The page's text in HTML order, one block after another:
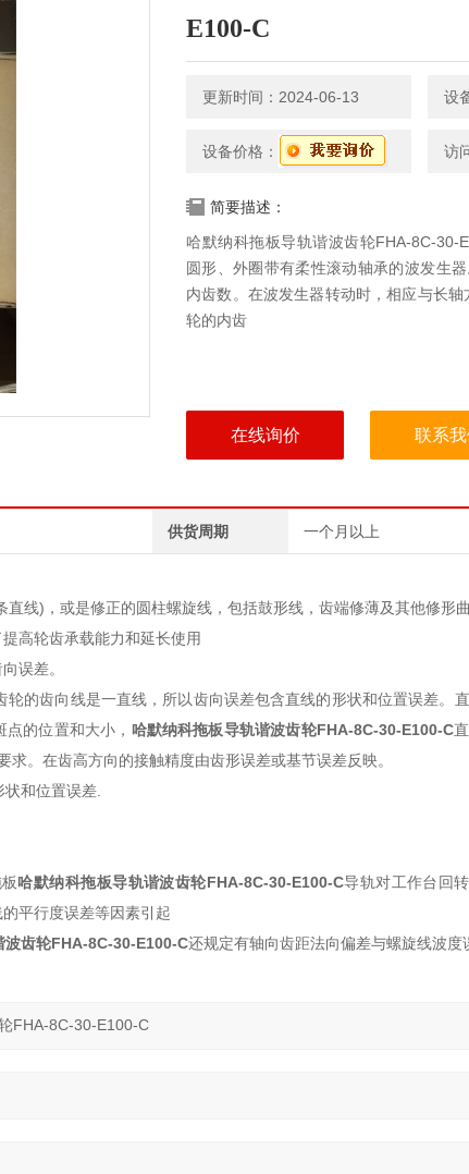
E100-C
更新时间：2024-06-13 设
设备价格： 访
简要描述：
哈默纳科拖板导轨谐波齿轮FHA-8C-30-
圆形、外圈带有柔性滚动轴承的波发生
内齿数。在波发生器转动时，相应与长轴
轮的内齿
在线询价 联系
供货周期 一个月以上
线)，或是修正的圆柱螺旋线，包括鼓形线，齿端修薄及其他修形曲
高轮齿承载能力和延长使用
误差。
的齿向线是一直线，所以齿向误差包含直线的形状和位置误差。
的位置和大小， 哈默纳科拖板导轨谐波齿轮FHA-8C-30-E100-C
。在齿高方向的接触精度由齿形误差或基节误差反映。
和位置误差.
哈默纳科拖板导轨谐波齿轮FHA-8C-30-E100-C导轨对工作台回
平行度误差等因素引起
波齿轮FHA-8C-30-E100-C还规定有轴向齿距法向偏差与螺旋线波度